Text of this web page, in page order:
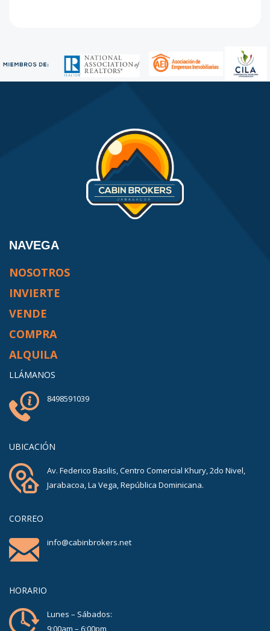
NAVEGA
NOSOTROS
INVIERTE
VENDE
COMPRA
ALQUILA
LLÁMANOS
8498591039
UBICACIÓN
Av. Federico Basilis, Centro Comercial Khury, 2do Nivel,
Jarabacoa, La Vega, República Dominicana.
CORREO
info@cabinbrokers.net
HORARIO
Lunes – Sábados:
9:00am – 6:00pm